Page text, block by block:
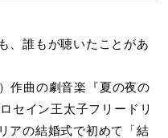
、誰もが聴いたことがあ
作曲の劇音楽『夏の夜の
セイン王太子フリードリ
アの結婚式で初めて「結